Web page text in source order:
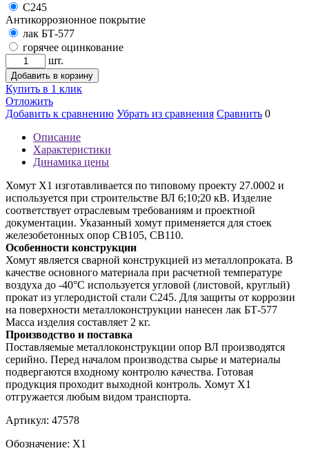
С245
Антикоррозионное покрытие
лак БТ-577
горячее оцинкование
шт.
Добавить в корзину
Купить в 1 клик
Отложить
Добавить к сравнению Убрать из сравнения Сравнить 0
Описание
Характеристики
Динамика цены
Хомут Х1 изготавливается по типовому проекту 27.0002 и
используется при строительстве ВЛ 6;10;20 кВ. Изделие
соответствует отраслевым требованиям и проектной
документации. Указанный хомут применяется для стоек
железобетонных опор СВ105, СВ110.
Особенности конструкции
Хомут является сварной конструкцией из металлопроката. В
качестве основного материала при расчетной температуре
воздуха до -40°С используется угловой (листовой, круглый)
прокат из углеродистой стали С245. Для защиты от коррозии
на поверхности металлоконструкции нанесен лак БТ-577
Масса изделия составляет 2 кг.
Производство и поставка
Поставляемые металлоконструкции опор ВЛ производятся
серийно. Перед началом производства сырье и материалы
подвергаются входному контролю качества. Готовая
продукция проходит выходной контроль. Хомут Х1
отгружается любым видом транспорта.
Артикул: 47578
Обозначение: Х1